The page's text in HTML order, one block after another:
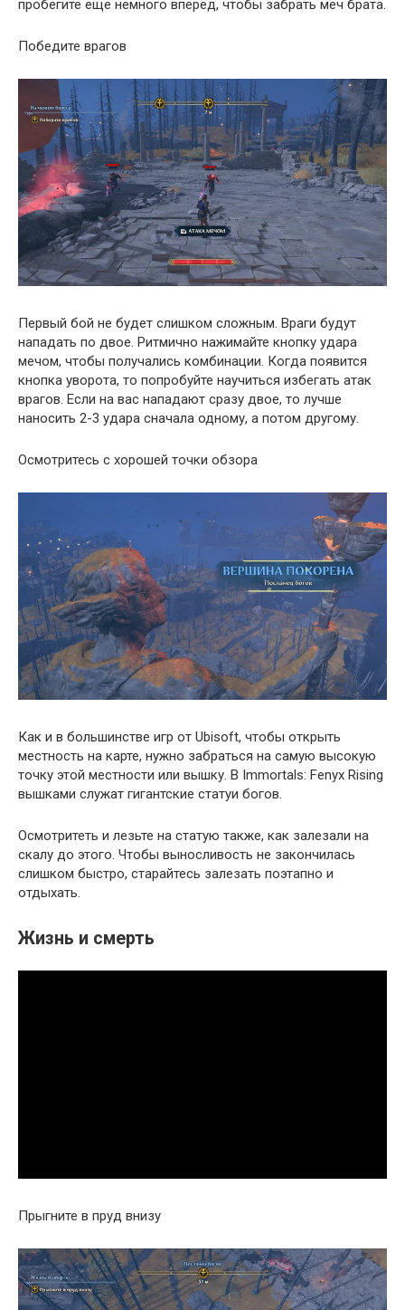
пробегите еще немного вперед, чтобы забрать меч брата.
Победите врагов
Первый бой не будет слишком сложным. Враги будут
нападать по двое. Ритмично нажимайте кнопку удара
мечом, чтобы получались комбинации. Когда появится
кнопка уворота, то попробуйте научиться избегать атак
врагов. Если на вас нападают сразу двое, то лучше
наносить 2-3 удара сначала одному, а потом другому.
Осмотритесь с хорошей точки обзора
Как и в большинстве игр от Ubisoft, чтобы открыть
местность на карте, нужно забраться на самую высокую
точку этой местности или вышку. В Immortals: Fenyx Rising
вышками служат гигантские статуи богов.
Осмотритеть и лезьте на статую также, как залезали на
скалу до этого. Чтобы выносливость не закончилась
слишком быстро, старайтесь залезать поэтапно и
отдыхать.
Жизнь и смерть
Прыгните в пруд внизу